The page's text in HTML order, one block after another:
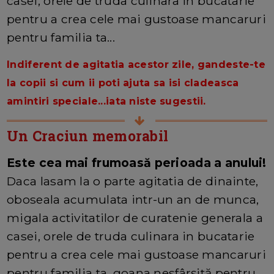
pentru a crea cele mai gustoase mancaruri
pentru familia ta...
Indiferent de agitatia acestor zile, gandeste-te
la copii si cum ii poti ajuta sa isi cladeasca
amintiri speciale...iata niste sugestii.
Un Craciun memorabil
Este cea mai frumoasă perioada a anului!
Daca lasam la o parte agitatia de dinainte,
oboseala acumulata intr-un an de munca,
migala activitatilor de curatenie generala a
casei, orele de truda culinara in bucatarie
pentru a crea cele mai gustoase mancaruri